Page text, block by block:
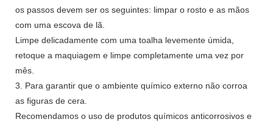
os passos devem ser os seguintes: limpar o rosto e as mãos
com uma escova de lã.
Limpe delicadamente com uma toalha levemente úmida,
retoque a maquiagem e limpe completamente uma vez por
mês.
3. Para garantir que o ambiente químico externo não corroa
as figuras de cera.
Recomendamos o uso de produtos químicos anticorrosivos e